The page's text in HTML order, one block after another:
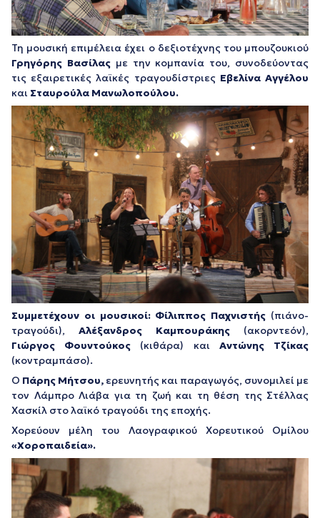
Τη μουσική επιμέλεια έχει ο δεξιοτέχνης του μπουζουκιού
Γρηγόρης Βασίλαςμε την κομπανία του, συνοδεύοντας
τις εξαιρετικές λαϊκές τραγουδίστριες Εβελίνα Αγγέλου
και Σταυρούλα Μανωλοπούλου.
Συμμετέχουν οι μουσικοί: Φίλιππος Παχνιστής (πιάνο-
τραγούδι), Αλέξανδρος Καμπουράκης (ακορντεόν),
Γιώργος Φουντούκος (κιθάρα) και Αντώνης Τζίκας
(κοντραμπάσο).
Ο Πάρης Μήτσου, ερευνητής και παραγωγός, συνομιλεί με
τον Λάμπρο Λιάβα για τη ζωή και τη θέση της Στέλλας
Χασκίλ στο λαϊκό τραγούδι της εποχής.
Χορεύουν μέλη του Λαογραφικού Χορευτικού Ομίλου
«Χοροπαιδεία».